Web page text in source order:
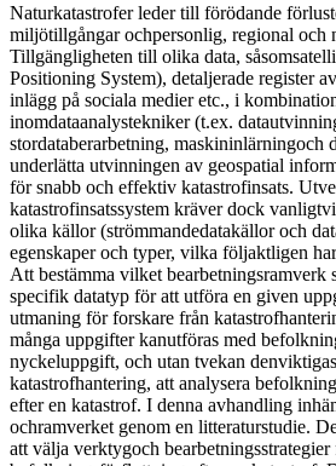
Naturkatastrofer leder till förödande
miljötillgångar ochpersonlig, regional och
Tillgängligheten till olika data,
Positioning System), detaljerade register
inlägg på sociala medier etc., i
inomdataanalystekniker (t.ex.
stordataberarbetning, maskininlärningoch
underlätta utvinningen av geospatial
för snabb och effektiv katastrofinsats.
katastrofinsatssystem kräver dock
olika källor (strömmandedatakällor och
egenskaper och typer, vilka följaktligen
Att bestämma vilket bearbetningsramverk
specifik datatyp för att utföra en given
utmaning för forskare från
många uppgifter kanutföras med
nyckeluppgift, och utan tvekan
katastrofhantering, att analysera
efter en katastrof. I denna avhandling
ochramverket genom en litteraturstudie.
att välja verktygoch